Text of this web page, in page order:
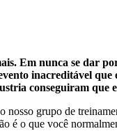
Em nunca se dar
inacreditável
conseguiram que
grupo de
é o que você